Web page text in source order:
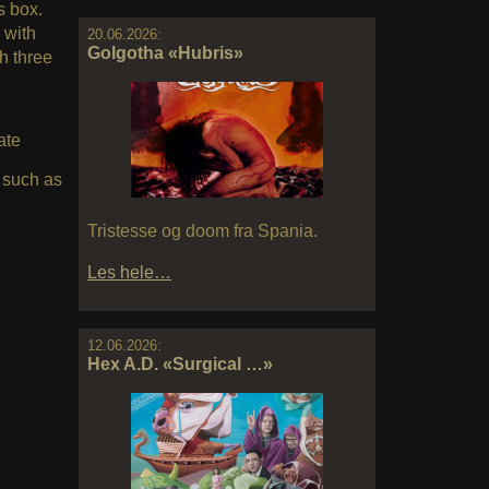
20.06.2026:
Golgotha «Hubris»
Tristesse og doom fra Spania.
Les hele…
12.06.2026:
Hex A.D. «Surgical …»
box.
with
three
as